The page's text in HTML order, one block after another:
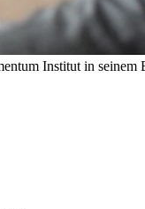
Institut in seinem